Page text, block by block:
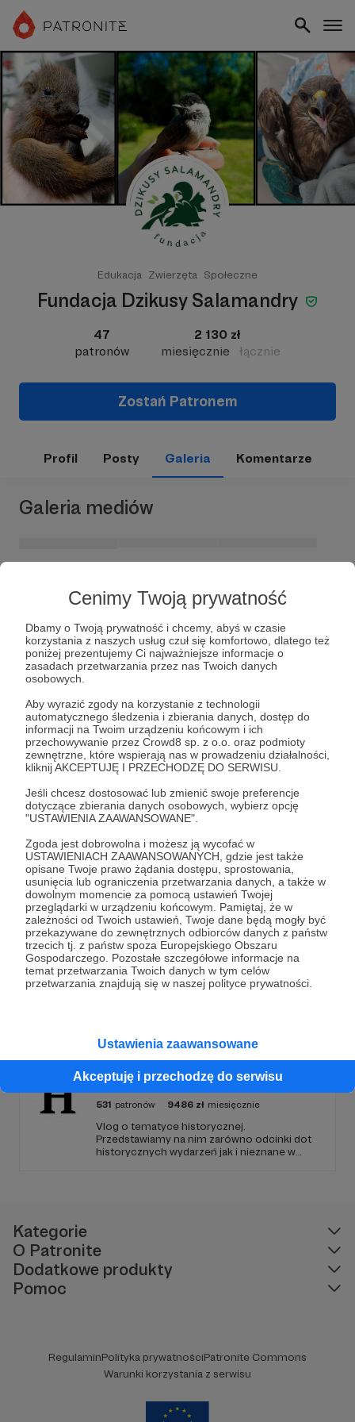
Cenimy Twoją prywatność
Dbamy o Twoją prywatność i chcemy, abyś w czasie
korzystania z naszych usług czuł się komfortowo, dlatego też
poniżej prezentujemy Ci najważniejsze informacje o
zasadach przetwarzania przez nas Twoich danych
osobowych.
Aby wyrazić zgody na korzystanie z technologii
automatycznego śledzenia i zbierania danych, dostęp do
informacji na Twoim urządzeniu końcowym i ich
przechowywanie przez Crowd8 sp. z o.o. oraz podmioty
zewnętrzne, które wspierają nas w prowadzeniu działalności,
kliknij AKCEPTUJĘ I PRZECHODZĘ DO SERWISU.
Jeśli chcesz dostosować lub zmienić swoje preferencje
dotyczące zbierania danych osobowych, wybierz opcję
"USTAWIENIA ZAAWANSOWANE".
Zgoda jest dobrowolna i możesz ją wycofać w
USTAWIENIACH ZAAWANSOWANYCH, gdzie jest także
opisane Twoje prawo żądania dostępu, sprostowania,
usunięcia lub ograniczenia przetwarzania danych, a także w
dowolnym momencie za pomocą ustawień Twojej
przeglądarki w urządzeniu końcowym. Pamiętaj, że w
zależności od Twoich ustawień, Twoje dane będą mogły być
przekazywane do zewnętrznych odbiorców danych z państw
trzecich tj. z państw spoza Europejskiego Obszaru
Gospodarczego. Pozostałe szczegółowe informacje na
temat przetwarzania Twoich danych w tym celów
przetwarzania znajdują się w naszej polityce prywatności.
Ustawienia zaawansowane
Akceptuję i przechodzę do serwisu
Edukacja Zwierzęta Społeczne
Fundacja Dzikusy Salamandry
47
patronów
2 130 zł
miesięcznie
łącznie
Zostań Patronem
Profil Posty Galeria Komentarze
Galeria mediów
Dołącz do grona Patronów!
Wesprzyj działalność AutoraFundacja Dzikusy
Salamandryjuż teraz!
Zostań Patronem
Promowani autorzy
Uwaga Naukowy Bełkot
1497 patronów 37979 miesięcznie
Uwaga! Naukowy Bełkot to przede wszystkim
popularyzacją wiedzy i walką z naukowymi
fake newsami.
Ciekawe Historie
531 patronów 9486 zł miesięcznie
Vlog o tematyce historycznej.
Przedstawiamy na nim zarówno odcinki dot
historycznych wydarzeń jak i nieznane w
Kategorie
O Patronite
Dodatkowe produkty
Pomoc
RegulaminPolityka prywatnościPatronite Commons
Warunki korzystania z serwisu